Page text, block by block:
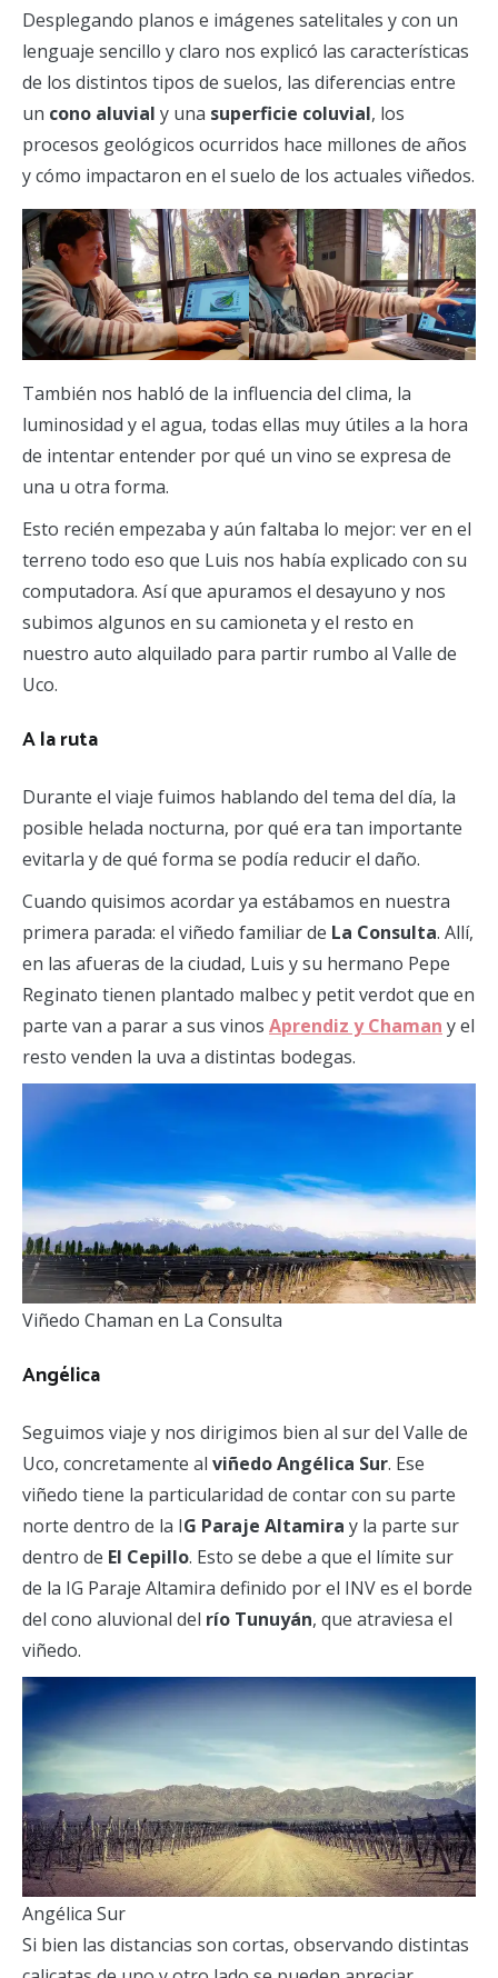
Desplegando planos e imágenes satelitales y con un
lenguaje sencillo y claro nos explicó las características
de los distintos tipos de suelos, las diferencias entre
un cono aluvial y una superficie coluvial, los
procesos geológicos ocurridos hace millones de años
y cómo impactaron en el suelo de los actuales viñedos.
También nos habló de la influencia del clima, la
luminosidad y el agua, todas ellas muy útiles a la hora
de intentar entender por qué un vino se expresa de
una u otra forma.
Esto recién empezaba y aún faltaba lo mejor: ver en el
terreno todo eso que Luis nos había explicado con su
computadora. Así que apuramos el desayuno y nos
subimos algunos en su camioneta y el resto en
nuestro auto alquilado para partir rumbo al Valle de
Uco.
A la ruta
Durante el viaje fuimos hablando del tema del día, la
posible helada nocturna, por qué era tan importante
evitarla y de qué forma se podía reducir el daño.
Cuando quisimos acordar ya estábamos en nuestra
primera parada: el viñedo familiar de La Consulta. Allí,
en las afueras de la ciudad, Luis y su hermano Pepe
Reginato tienen plantado malbec y petit verdot que en
parte van a parar a sus vinos Aprendiz y Chaman y el
resto venden la uva a distintas bodegas.
Viñedo Chaman en La Consulta
Angélica
Seguimos viaje y nos dirigimos bien al sur del Valle de
Uco, concretamente al viñedo Angélica Sur. Ese
viñedo tiene la particularidad de contar con su parte
norte dentro de la IG Paraje Altamira y la parte sur
dentro de El Cepillo. Esto se debe a que el límite sur
de la IG Paraje Altamira definido por el INV es el borde
del cono aluvional del río Tunuyán, que atraviesa el
viñedo.
Angélica Sur
Si bien las distancias son cortas, observando distintas